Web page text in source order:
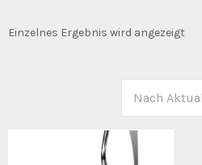
Einzelnes Ergebnis wird angezeigt